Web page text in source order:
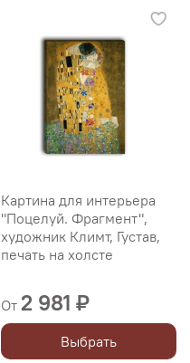
Картина для интерьера
"Поцелуй. Фрагмент",
художник Климт, Густав,
печать на холсте
От 2 981 ₽
Выбрать